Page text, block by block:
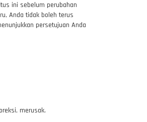
ini sebelum perubahan
Anda tidak boleh terus
persetujuan Anda
merusak.